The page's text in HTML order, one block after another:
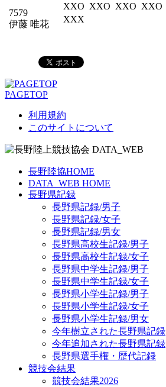
7579
伊藤 唯花
XXO XXO XXO XXO
XXX
PAGETOP
利用規約
このサイトについて
長野陸協HOME
DATA_WEB HOME
長野県記録
長野県記録/男子
長野県記録/女子
長野県記録/男女
長野県高校生記録/男子
長野県高校生記録/女子
長野県中学生記録/男子
長野県中学生記録/女子
長野県小学生記録/男子
長野県小学生記録/女子
長野県小学生記録/男女
今年樹立された長野県記録
今年追加された長野県記録
長野県選手権・歴代記録
競技会結果
競技会結果2026